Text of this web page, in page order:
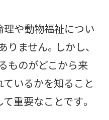
理や動物福祉につい
ません。しかし、
ものがどこから来
ているかを知ること
重要なことです。